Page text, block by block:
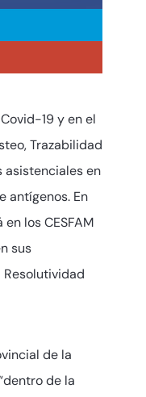
19 y en el
Trazabilidad
asistenciales en
antígenos. En
los CESFAM
sus
de la
de la